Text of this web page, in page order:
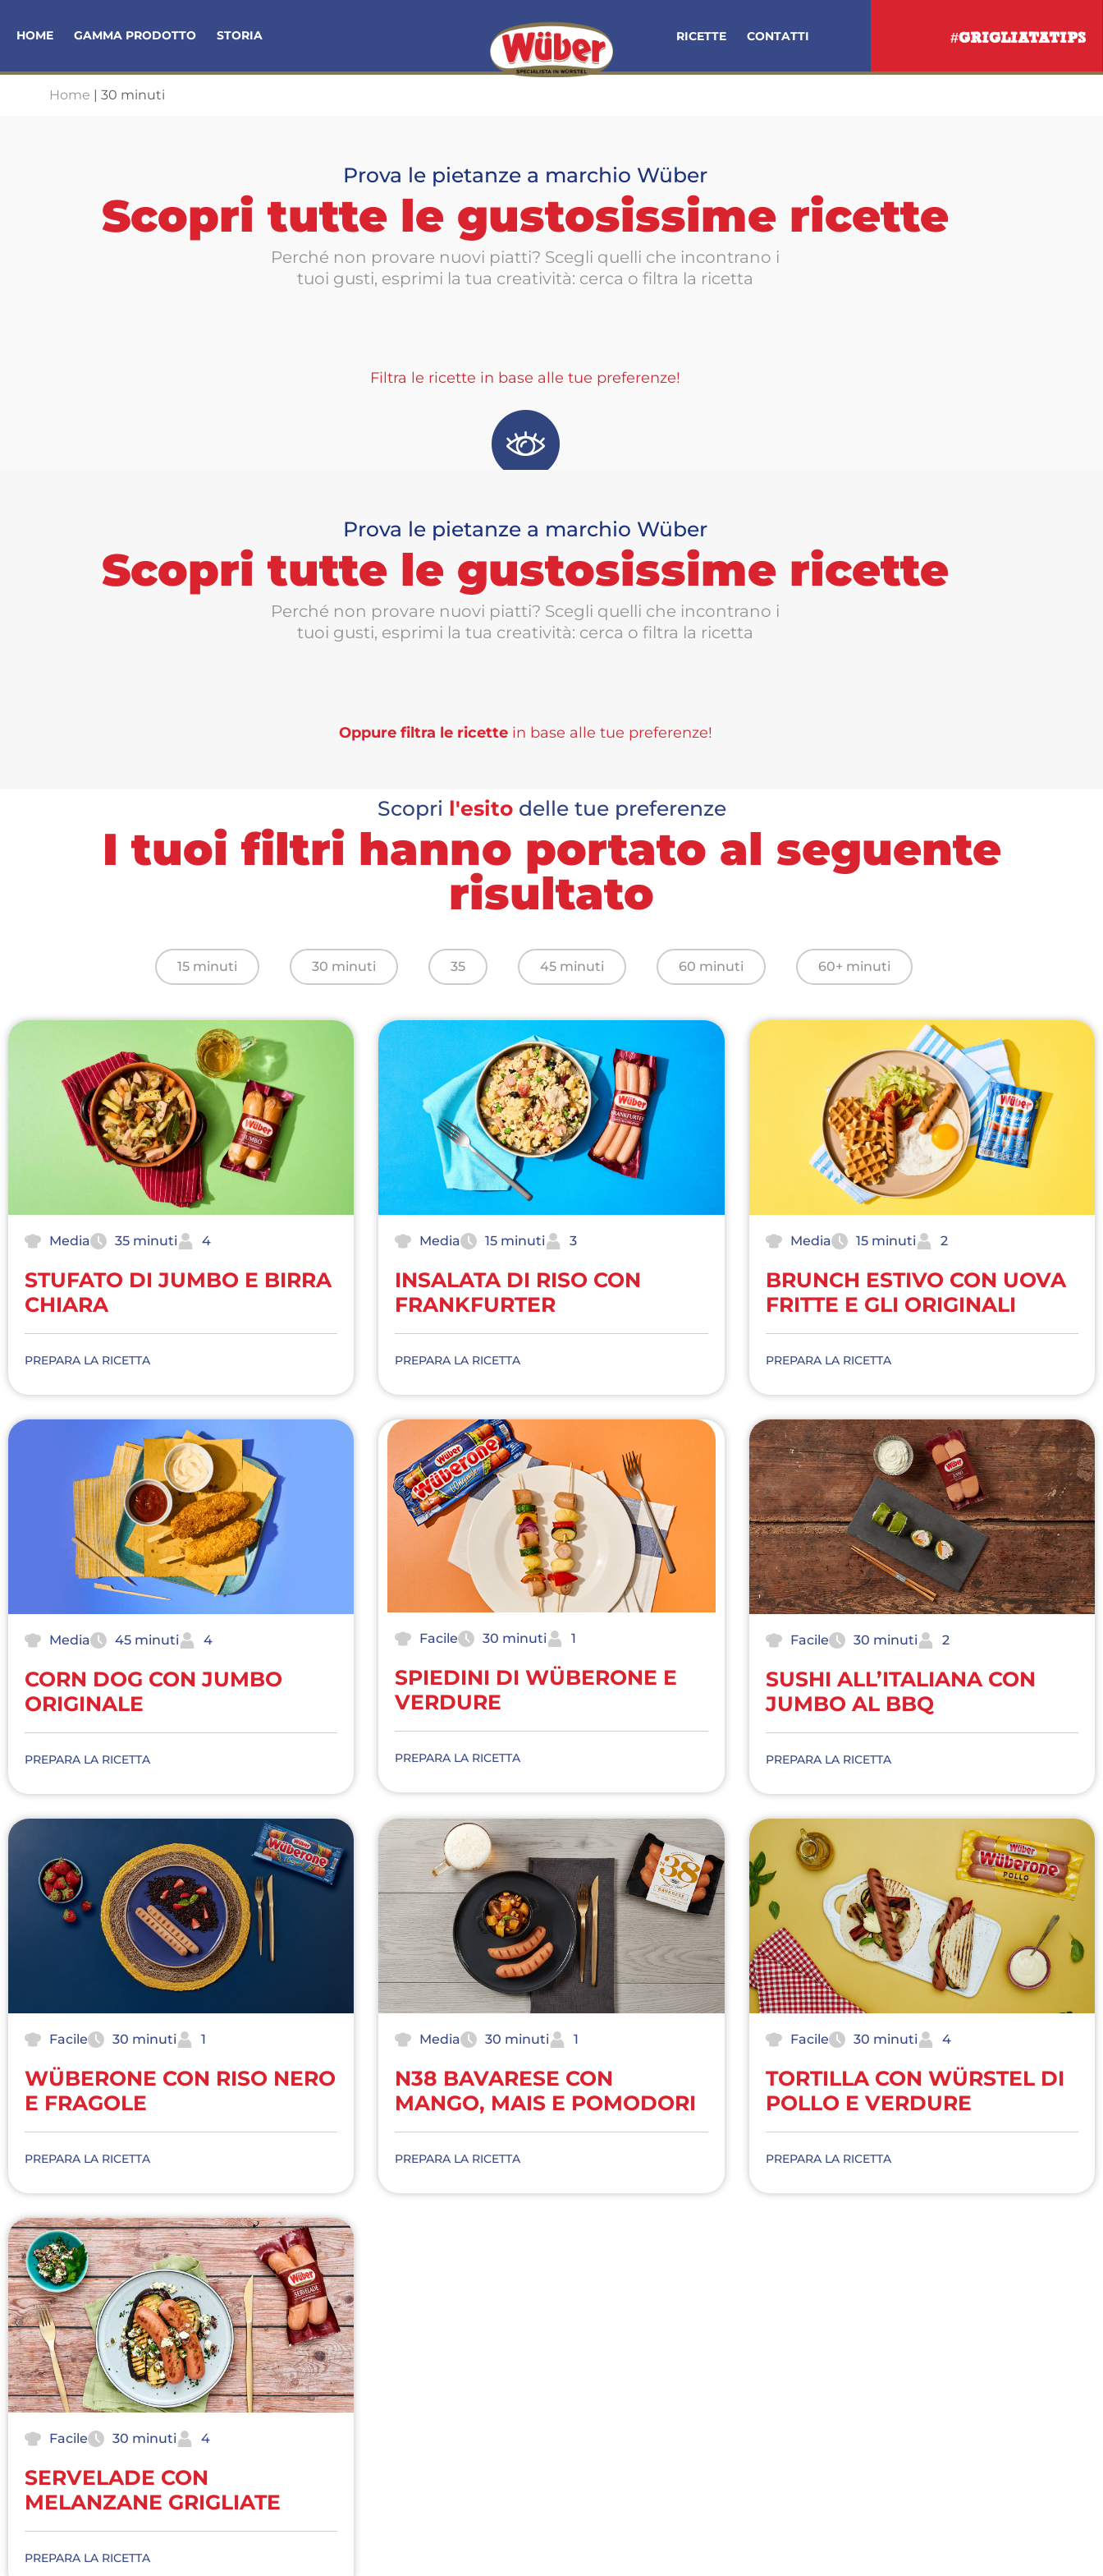
HOME GAMMA PRODOTTO STORIA RICETTE CONTATTI #GRIGLIATATIPS
Home | 30 minuti
Prova le pietanze a marchio Wüber
Scopri tutte le gustosissime ricette
Perché non provare nuovi piatti? Scegli quelli che incontrano i
tuoi gusti, esprimi la tua creatività: cerca o filtra la ricetta
Filtra le ricette in base alle tue preferenze!
Prova le pietanze a marchio Wüber
Scopri tutte le gustosissime ricette
Perché non provare nuovi piatti? Scegli quelli che incontrano i
tuoi gusti, esprimi la tua creatività: cerca o filtra la ricetta
Oppure filtra le ricettein base alle tue preferenze!
Scopri l'esito delle tue preferenze
I tuoi filtri hanno portato al seguente
risultato
15 minuti 30 minuti 35 45 minuti 60 minuti 60+ minuti
Media 35 minuti 4
STUFATO DI JUMBO E BIRRA
CHIARA
PREPARA LA RICETTA
Media 15 minuti 3
INSALATA DI RISO CON
FRANKFURTER
PREPARA LA RICETTA
Media 15 minuti 2
BRUNCH ESTIVO CON UOVA
FRITTE E GLI ORIGINALI
PREPARA LA RICETTA
Media 45 minuti 4
CORN DOG CON JUMBO
ORIGINALE
PREPARA LA RICETTA
Facile 30 minuti 1
SPIEDINI DI WÜBERONE E
VERDURE
PREPARA LA RICETTA
Facile 30 minuti 2
SUSHI ALL’ITALIANA CON
JUMBO AL BBQ
PREPARA LA RICETTA
Facile 30 minuti 1
WÜBERONE CON RISO NERO
E FRAGOLE
PREPARA LA RICETTA
Media 30 minuti 1
N38 BAVARESE CON
MANGO, MAIS E POMODORI
PREPARA LA RICETTA
Facile 30 minuti 4
TORTILLA CON WÜRSTEL DI
POLLO E VERDURE
PREPARA LA RICETTA
Facile 30 minuti 4
SERVELADE CON
MELANZANE GRIGLIATE
PREPARA LA RICETTA